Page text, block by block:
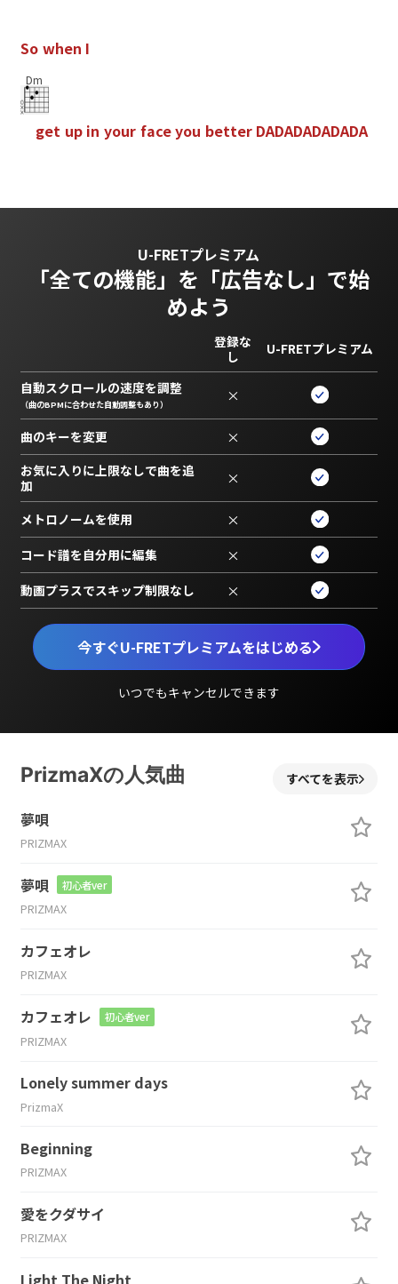
So when I
Dm
get up in your faceyou better DADADADADADA
U-FRETプレミアム
「全ての機能」を 「広告なし」で始
めよう
今すぐU-FRETプレミアムをはじめる
いつでもキャンセルできます
登録な
し
U-FRETプレミアム
自動スクロールの速度を調整
（曲のBPMに合わせた自動調整もあり） ×
曲のキーを変更 ×
お気に入りに上限なしで曲を追
加
×
メトロノームを使用 ×
コード譜を自分用に編集 ×
動画プラスでスキップ制限なし ×
PrizmaXの人気曲 すべてを表示
夢唄
PRIZMAX
夢唄 初心者ver
PRIZMAX
カフェオレ
PRIZMAX
カフェオレ 初心者ver
PRIZMAX
Lonely summer days
PrizmaX
Beginning
PRIZMAX
愛をクダサイ
PRIZMAX
Light The Night